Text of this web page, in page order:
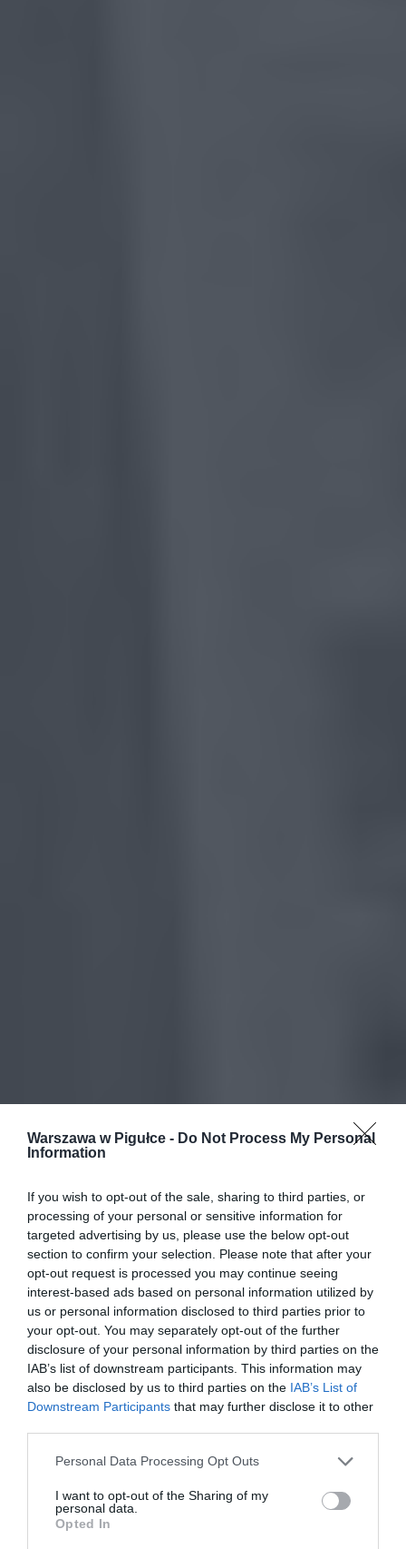
Warszawa w Pigułce - Do Not Process My Personal
Information
If you wish to opt-out of the sale, sharing to third parties, or
processing of your personal or sensitive information for
targeted advertising by us, please use the below opt-out
section to confirm your selection. Please note that after your
opt-out request is processed you may continue seeing
interest-based ads based on personal information utilized by
us or personal information disclosed to third parties prior to
your opt-out. You may separately opt-out of the further
disclosure of your personal information by third parties on the
IAB’s list of downstream participants. This information may
also be disclosed by us to third parties on the IAB’s List of
Downstream Participants that may further disclose it to other
Personal Data Processing Opt Outs
I want to opt-out of the Sharing of my
personal data.
Opted In